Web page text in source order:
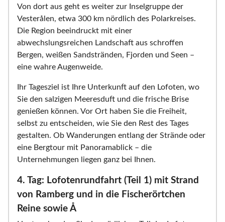
Von dort aus geht es weiter zur Inselgruppe der
Vesterålen, etwa 300 km nördlich des Polarkreises.
Die Region beeindruckt mit einer
abwechslungsreichen Landschaft aus schroffen
Bergen, weißen Sandstränden, Fjorden und Seen –
eine wahre Augenweide.
Ihr Tagesziel ist Ihre Unterkunft auf den Lofoten, wo
Sie den salzigen Meeresduft und die frische Brise
genießen können. Vor Ort haben Sie die Freiheit,
selbst zu entscheiden, wie Sie den Rest des Tages
gestalten. Ob Wanderungen entlang der Strände oder
eine Bergtour mit Panoramablick – die
Unternehmungen liegen ganz bei Ihnen.
4. Tag: Lofotenrundfahrt (Teil 1) mit Strand
von Ramberg und in die Fischerörtchen
Reine sowie Å